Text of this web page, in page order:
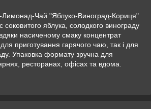
Лимонад-Чай "Яблуко-Виноград-Кориця"
соковитого яблука, солодкого винограду
насиченому смаку концентрат
приготування гарячого чаю, так і для
Упаковка формату зручна для
ресторанах, офісах та вдома.